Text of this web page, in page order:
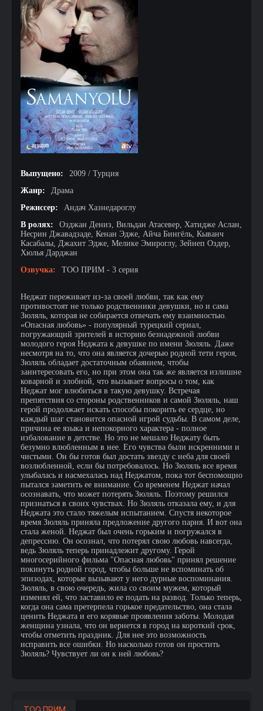
Выпущено:
2009 / Турция
Жанр:
Драма
Режиссер:
Андач Хазнедароглу
В ролях:
Озджан Дениз, Вильдан Атасевер, Хатидже Аслан,
Несрин Джавадзаде, Кенан Эдже, Айча Бингёль, Кыванч
Касабалы, Джахит Эдже, Мелике Эмироглу, Зейнеп Оздер,
Хюлья Дарджан
Озвучка:
ТОО ПРИМ - 3 серия
Неджат переживает из-за своей любви, так как ему
противостоят не только родственники девушки, но и сама
Зюляль, которая не собирается отвечать ему взаимностью.
«Опасная любовь» - популярный турецкий сериал,
погружающий зрителей в историю безнадежной любви
молодого героя Неджата к девушке по имени Зюляль. Даже
несмотря на то, что она является дочерью родной тети героя,
Зюляль обладает достаточным обаянием, чтобы
заинтересовать его, но при этом она так же является излишне
коварной и злобной, что вызывает вопросы о том, как
Неджат мог влюбиться в такую девушку. Встречая
препятствия со стороны родственников и самой Зюляль, наш
герой продолжает искать способы покорить ее сердце, но
каждый шаг становится опасной игрой судьбы. В самом деле,
причина ее языка и непокорного характера - полное
избалование в детстве. Но это не мешало Неджату быть
безумно влюбленным в нее. Его чувства были искренними и
чистыми. Он бы готов был достать звезду с неба для своей
возлюбленной, если бы потребовалось. Но Зюляль все время
улыбалась и насмехалась над Неджатом, пока тот беспомощно
пытался заметить ее внимание. Со временем Неджат начал
осознавать, что может потерять Зюляль. Поэтому решился
признаться в своих чувствах. Но Зюляль отказала ему, и для
Неджата это стало тяжелым испытанием. Спустя некоторое
время Зюляль приняла предложение другого парня. И вот она
стала женой. Неджат был очень горьким и погружался в
депрессию. Он осознал, что потерял свою любовь навсегда,
ведь Зюляль теперь принадлежит другому. Герой
многосерийного фильма "Опасная любовь" принял решение
покинуть родной город, чтобы больше не вспоминать об
эпизодах, которые вызывают у него дурные воспоминания.
Зюляль, в свою очередь, жила со своим мужем, который
изменял ей, что заставило ее подать на развод. Только теперь,
когда она сама претерпела горькое предательство, она стала
ценить Неджата и его корявые проявления заботы. Молодая
женщина узнала, что он вернется в город на короткий срок,
чтобы отметить праздник. Для нее это возможность
исправить все ошибки. Но насколько готов он простить
Зюляль? Чувствует ли он к ней любовь?